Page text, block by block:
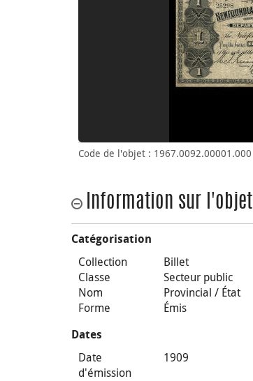
Code de l'objet : 1967.0092.00001.000
Information sur l'objet
Catégorisation
Collection
Billet
Classe
Secteur public
Nom
Provincial / État
Forme
Émis
Dates
Date
d'émission
1909